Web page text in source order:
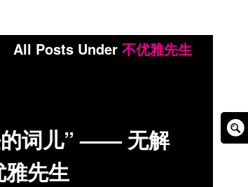
All Posts Under 不优雅先生
的词儿” —— 无解
先生